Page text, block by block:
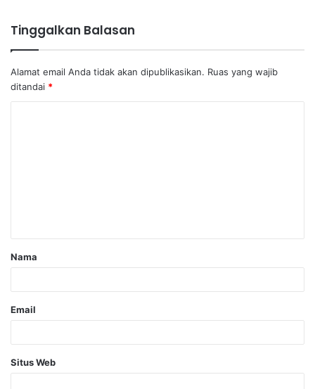
Tinggalkan Balasan
Alamat email Anda tidak akan dipublikasikan. Ruas yang wajib
ditandai *
Nama
Email
Situs Web